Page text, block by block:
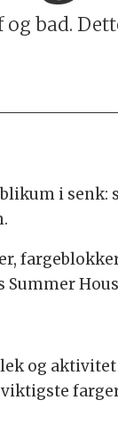
bad.
i
og aktivitet